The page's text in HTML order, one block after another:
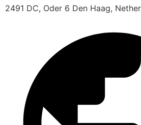
2491 DC, Oder 6 Den Haag,